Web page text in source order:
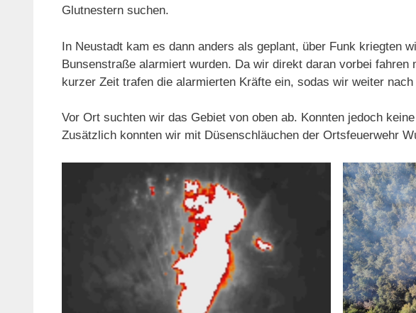
Glutnestern suchen.
In Neustadt kam es dann anders als geplant, über Funk kriegten
Bunsenstraße alarmiert wurden. Da wir direkt daran vorbei
kurzer Zeit trafen die alarmierten Kräfte ein, sodas wir weiter
Vor Ort suchten wir das Gebiet von oben ab. Konnten jedoch
Zusätzlich konnten wir mit Düsenschläuchen der Ortsfeuerwehr